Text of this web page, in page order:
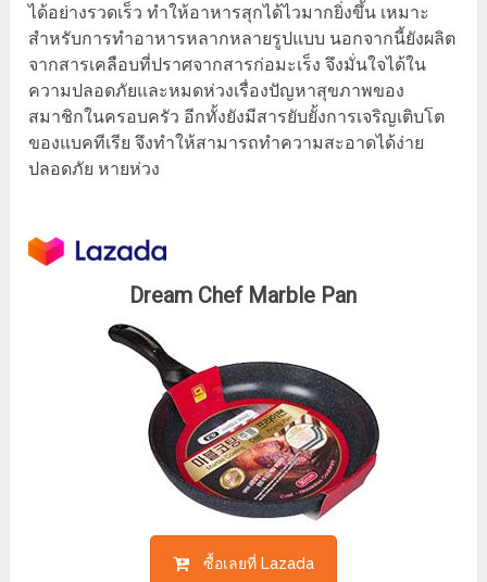
ได้อย่างรวดเร็ว ทำให้อาหารสุกได้ไวมากยิ่งขึ้น เหมาะ
สำหรับการทำอาหารหลากหลายรูปแบบ นอกจากนี้ยังผลิต
จากสารเคลือบที่ปราศจากสารก่อมะเร็ง จึงมั่นใจได้ใน
ความปลอดภัยและหมดห่วงเรื่องปัญหาสุขภาพของ
สมาชิกในครอบครัว อีกทั้งยังมีสารยับยั้งการเจริญเติบโต
ของแบคทีเรีย จึงทำให้สามารถทำความสะอาดได้ง่าย
ปลอดภัย หายห่วง
Dream Chef Marble Pan
ซื้อเลยที่ Lazada